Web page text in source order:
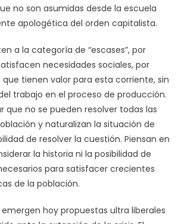
no son asumidas desde la escuela
apologética del orden capitalista.
a la categoría de “escases”, por
necesidades sociales, por
que tienen valor para esta corriente, sin
trabajo en el proceso de producción.
que no se pueden resolver todas las
y naturalizan la situación de
de resolver la cuestión. Piensan en
la historia ni la posibilidad de
para satisfacer crecientes
de la población.
hoy propuestas ultra liberales